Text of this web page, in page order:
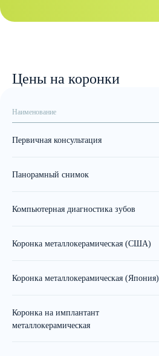
Цены на коронки
Наименование
Первичная консультация
Панорамный снимок
Компьютерная диагностика зубов
Коронка металлокерамическая (США)
Коронка металлокерамическая (Япония)
Коронка на имплантант
металлокерамическая